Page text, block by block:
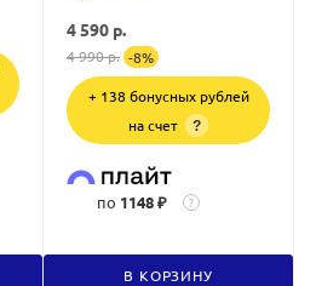
4 590 р.
4 990р. -8%
+ 138 бонусных рублей
на счет
?
по 1148 ₽ ?
В КОРЗИНУ